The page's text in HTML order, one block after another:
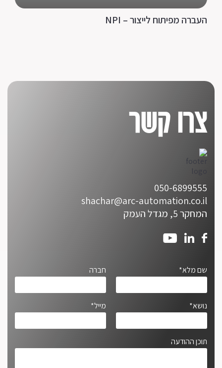
העברה מפיתוח לייצור – NPI
צרו קשר
050-6899555
shachar@arc-automation.co.il
המחקר 5, מגדל העמק
שם מלא* חברה
נושא* מייל*
תוכן ההודעה